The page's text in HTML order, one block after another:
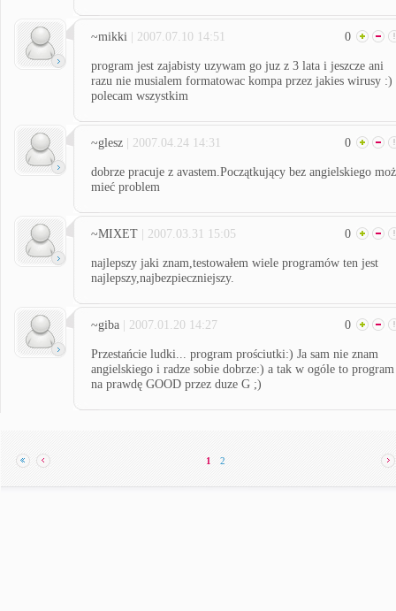
~mikki | 2007.07.10 14:51 0
program jest zajabisty uzywam go juz z 3 lata i jeszcze ani
razu nie musialem formatowac kompa przez jakies wirusy :)
polecam wszystkim
~glesz | 2007.04.24 14:31 0
dobrze pracuje z avastem.Początkujący bez angielskiego
mieć problem
~MIXET | 2007.03.31 15:05 0
najlepszy jaki znam,testowałem wiele programów ten jest
najlepszy,najbezpieczniejszy.
~giba | 2007.01.20 14:27 0
Przestańcie ludki... program prościutki:) Ja sam nie znam
angielskiego i radze sobie dobrze:) a tak w ogóle to program
na prawdę GOOD przez duze G ;)
1 2